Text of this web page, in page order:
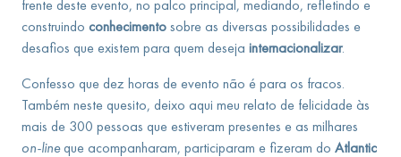
frente deste evento, no palco principal, mediando, refletindo e
construindo conhecimento sobre as diversas possibilidades e
desafios que existem para quem deseja internacionalizar.
Confesso que dez horas de evento não é para os fracos.
Também neste quesito, deixo aqui meu relato de felicidade às
mais de 300 pessoas que estiveram presentes e as milhares
on-lineque acompanharam, participaram e fizeram do Atlantic